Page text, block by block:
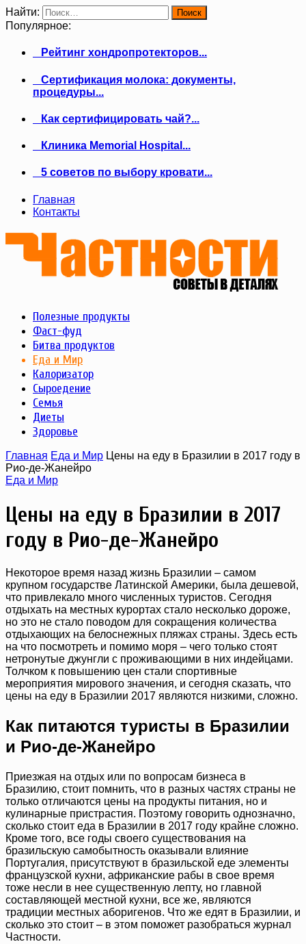
Найти:
Популярное:
Рейтинг хондропротекторов...
Сертификация молока: документы,
процедуры...
Как сертифицировать чай?...
Клиника Memorial Hospital...
5 советов по выбору кровати...
Главная
Контакты
Полезные продукты
Фаст-фуд
Битва продуктов
Еда и Мир
Калоризатор
Сыроедение
Семья
Диеты
Здоровье
Главная Еда и Мир Цены на еду в Бразилии в 2017 году в
Рио-де-Жанейро
Еда и Мир
Цены на еду в Бразилии в 2017
году в Рио-де-Жанейро
Некоторое время назад жизнь Бразилии – самом
крупном государстве Латинской Америки, была дешевой,
что привлекало много численных туристов. Сегодня
отдыхать на местных курортах стало несколько дороже,
но это не стало поводом для сокращения количества
отдыхающих на белоснежных пляжах страны. Здесь есть
на что посмотреть и помимо моря – чего только стоят
нетронутые джунгли с проживающими в них индейцами.
Толчком к повышению цен стали спортивные
мероприятия мирового значения, и сегодня сказать, что
цены на еду в Бразилии 2017 являются низкими, сложно.
Как питаются туристы в Бразилии
и Рио-де-Жанейро
Приезжая на отдых или по вопросам бизнеса в
Бразилию, стоит помнить, что в разных частях страны не
только отличаются цены на продукты питания, но и
кулинарные пристрастия. Поэтому говорить однозначно,
сколько стоит еда в Бразилии в 2017 году крайне сложно.
Кроме того, все годы своего существования на
бразильскую самобытность оказывали влияние
Португалия, присутствуют в бразильской еде элементы
французской кухни, африканские рабы в свое время
тоже несли в нее существенную лепту, но главной
составляющей местной кухни, все же, являются
традиции местных аборигенов. Что же едят в Бразилии, и
сколько это стоит – в этом поможет разобраться журнал
Частности.